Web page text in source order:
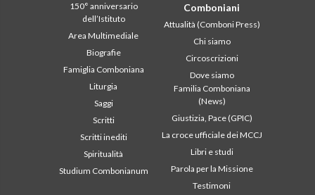
150° anniversario
dell’Istituto
Area Multimediale
Biografie
Famiglia Comboniana
Liturgia
Saggi
Scritti
Scritti inediti
Spiritualità
Studium Combonianum
Comboniani
Attualità (Comboni Press)
Chi siamo
Circoscrizioni
Dove siamo
Familia Comboniana
(News)
Giustizia, Pace (GPIC)
La croce ufficiale dei MCCJ
Libri e studi
Parola per la Missione
Testimoni